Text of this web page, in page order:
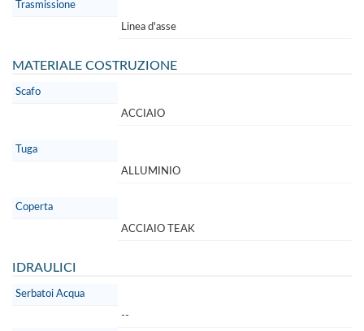
Trasmissione
Linea d'asse
MATERIALE COSTRUZIONE
Scafo
ACCIAIO
Tuga
ALLUMINIO
Coperta
ACCIAIO TEAK
IDRAULICI
Serbatoi Acqua
--